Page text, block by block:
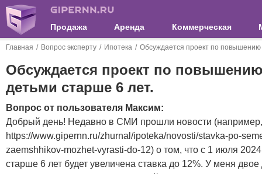
Продажа Аренда Коммерческая
Главная Вопрос эксперту Ипотека Обсуждается проект по повышению
Обсуждается проект по
детьми старше 6 лет.
Вопрос от пользователя Максим:
Добрый день! Недавно в СМИ прошли новости
https://www.gipernn.ru/zhurnal/ipoteka/novosti/stavka-po-
zaemshhikov-mozhet-vyrasti-do-12) о том, что с 1 июля
старше 6 лет будет увеличена ставка до 12%. У меня